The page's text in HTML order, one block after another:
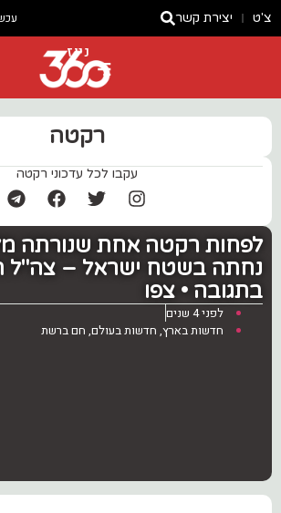
צ'ט יצירת קשר עכשיו 16:30,
ניוז
רקטה
עקבו לכל עדכוני רקטה
לפחות רקטה אחת שנורתה
נחתה בשטח ישראל – צה"ל
בתגובה • צפו
לפני 4 שנים
חדשות בארץ, חדשות בעולם, חם ברשת